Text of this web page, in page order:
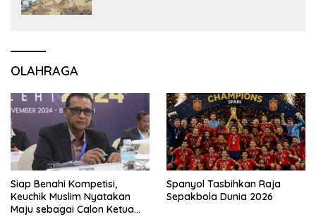
OLAHRAGA
Siap Benahi Kompetisi,
Keuchik Muslim Nyatakan
Maju sebagai Calon Ketua
Spanyol Tasbihkan Raja
Sepakbola Dunia 2026